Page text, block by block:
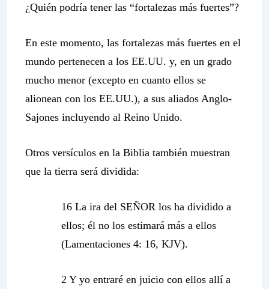
¿Quién podría tener las “fortalezas más fuertes”?
En este momento, las fortalezas más fuertes en el
mundo pertenecen a los EE.UU. y, en un grado
mucho menor (excepto en cuanto ellos se
alionean con los EE.UU.), a sus aliados Anglo-
Sajones incluyendo al Reino Unido.
Otros versículos en la Biblia también muestran
que la tierra será dividida:
16 La ira del SEÑOR los ha dividido a
ellos; él no los estimará más a ellos
(Lamentaciones 4: 16, KJV).
2 Y yo entraré en juicio con ellos allí a